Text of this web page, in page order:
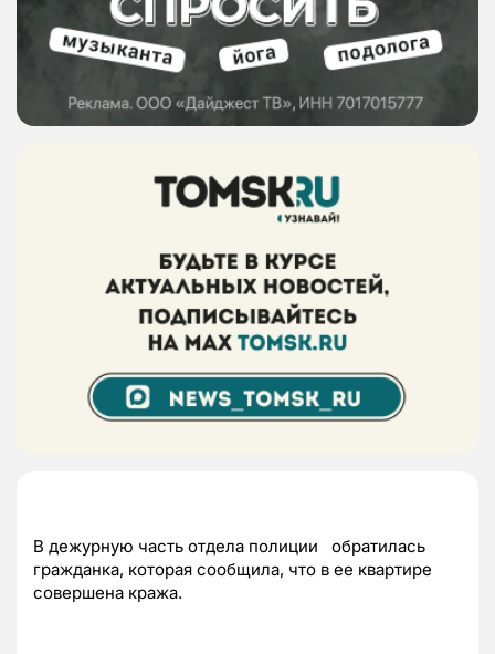
В дежурную часть отдела полиции обратилась
гражданка, которая сообщила, что в ее квартире
совершена кража.